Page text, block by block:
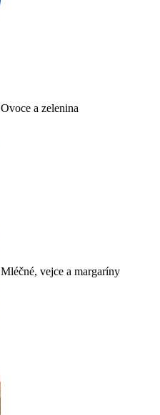
Ovoce a zelenina
Mléčné, vejce a margaríny